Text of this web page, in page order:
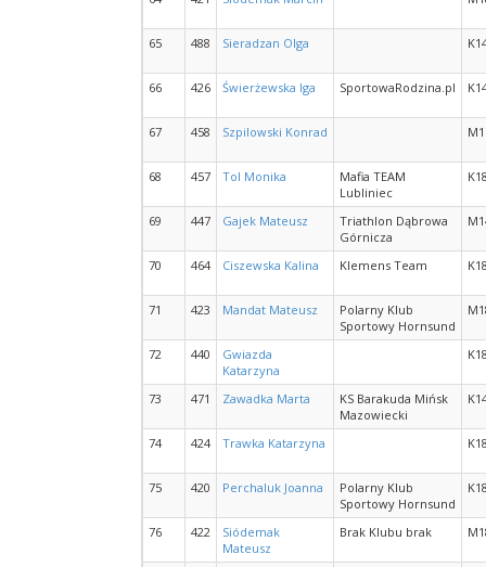
65 488 Sieradzan Olga
66 426 Świerżewska Iga SportowaRodzina.pl
67 458 Szpilowski Konrad
68 457 Tol Monika
Mafia TEAM
Lubliniec
69 447 Gajek Mateusz
Triathlon Dąbrowa
Górnicza
70 464 Ciszewska Kalina Klemens Team
71 423 Mandat Mateusz
Polarny Klub
Sportowy Hornsund
72 440
Gwiazda
Katarzyna
73 471 Zawadka Marta
KS Barakuda Mińsk
Mazowiecki
74 424 Trawka Katarzyna
75 420 Perchaluk Joanna
Polarny Klub
Sportowy Hornsund
76 422
Siódemak
Mateusz
Brak Klubu brak